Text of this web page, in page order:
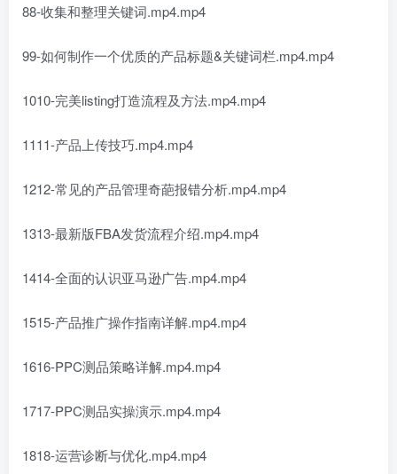
88-收集和整理关键词.mp4.mp4
99-如何制作一个优质的产品标题&关键词栏.mp4.mp4
1010-完美listing打造流程及方法.mp4.mp4
1111-产品上传技巧.mp4.mp4
1212-常见的产品管理奇葩报错分析.mp4.mp4
1313-最新版FBA发货流程介绍.mp4.mp4
1414-全面的认识亚马逊广告.mp4.mp4
1515-产品推广操作指南详解.mp4.mp4
1616-PPC测品策略详解.mp4.mp4
1717-PPC测品实操演示.mp4.mp4
1818-运营诊断与优化.mp4.mp4